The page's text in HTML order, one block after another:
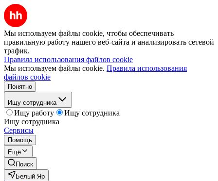
Мы используем файлы cookie, чтобы обеспечивать
правильную работу нашего веб-сайта и анализировать сетевой
трафик.
Правила использования файлов cookie
Мы используем файлы cookie. Правила использования
файлов cookie
Понятно
Ищу сотрудника
Ищу работу
Ищу сотрудника
Ищу сотрудника
Сервисы
Помощь
Ещё
Поиск
Белый Яр